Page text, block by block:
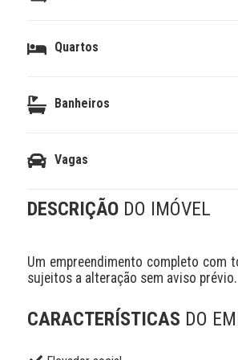
Quartos
Banheiros
Vagas
DESCRIÇÃO DO IMÓVEL
Um empreendimento completo com
sujeitos a alteração sem aviso prévio.
CARACTERÍSTICAS DO